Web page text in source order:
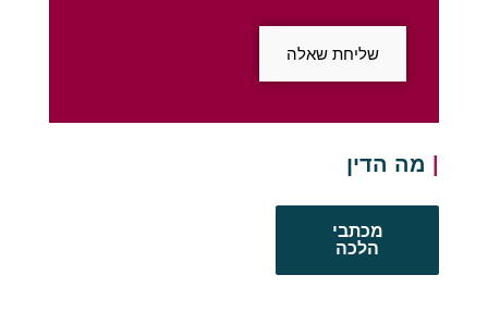
שליחת שאלה
מה הדין לגבי ה
מכתבי
הלכה